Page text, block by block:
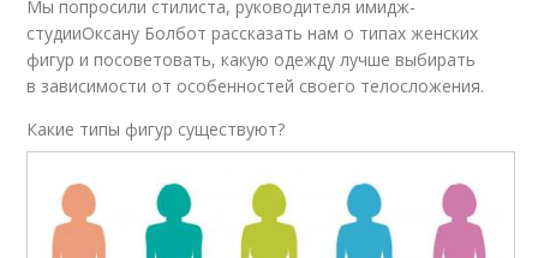
Мы попросили стилиста, руководителя имидж-
студииОксану Болбот рассказать нам о типах женских
фигур и посоветовать, какую одежду лучше выбирать
в зависимости от особенностей своего телосложения.
Какие типы фигур существуют?